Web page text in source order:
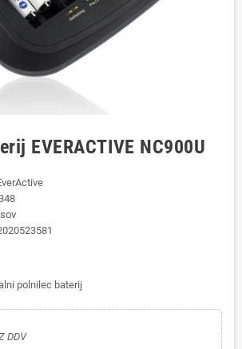
EVERACTIVE NC900U
polnilec baterij
DDV